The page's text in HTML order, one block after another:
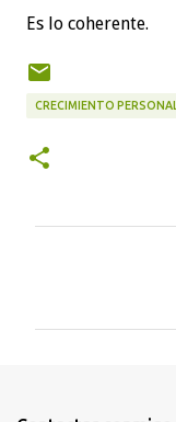
Es lo coherente.
CRECIMIENTO